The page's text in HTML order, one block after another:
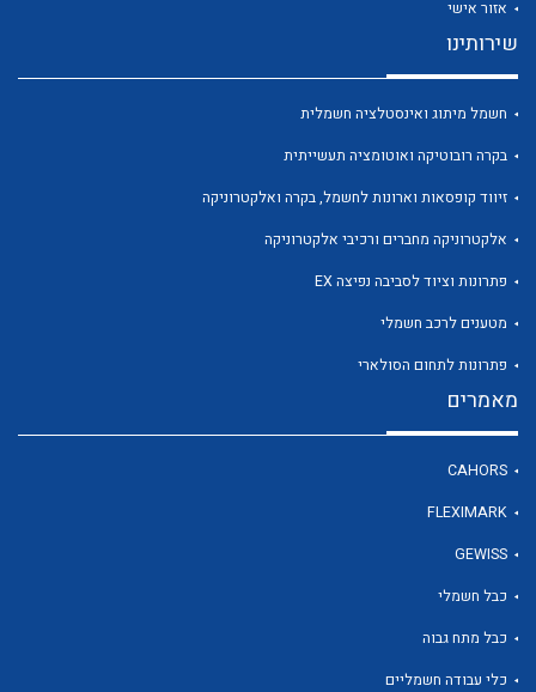
לכל מוצרי היצרן
לכל מוצרי היצרן
אזור אישי
שירותינו
חשמל מיתוג ואינסטלציה חשמלית
בקרה רובוטיקה ואוטומציה תעשייתית
זיווד קופסאות וארונות לחשמל, בקרה ואלקטרוניקה
אלקטרוניקה מחברים ורכיבי אלקטרוניקה
פתרונות וציוד לסביבה נפיצה EX
מטענים לרכב חשמלי
פתרונות לתחום הסולארי
מאמרים
CAHORS
FLEXIMARK
GEWISS
כבל חשמלי
כבל מתח גבוה
כלי עבודה חשמליים